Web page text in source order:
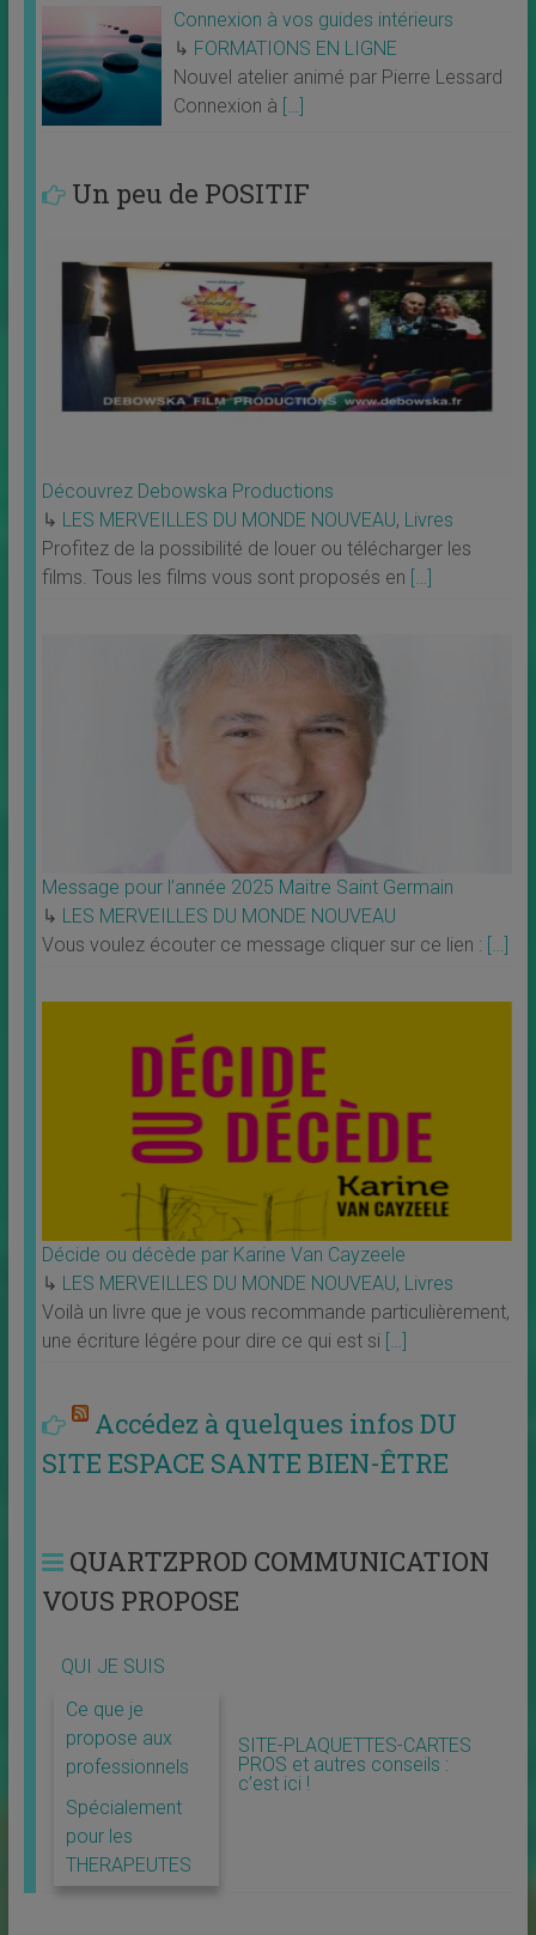
Connexion à vos guides intérieurs
↳ FORMATIONS EN LIGNE
Nouvel atelier animé par Pierre Lessard
Connexion à […]
Un peu de POSITIF
Découvrez Debowska Productions
↳ LES MERVEILLES DU MONDE NOUVEAU, Livres
Profitez de la possibilité de louer ou télécharger les
films. Tous les films vous sont proposés en […]
Message pour l’année 2025 Maitre Saint Germain
↳ LES MERVEILLES DU MONDE NOUVEAU
Vous voulez écouter ce message cliquer sur ce lien : […]
Décide ou décède par Karine Van Cayzeele
↳ LES MERVEILLES DU MONDE NOUVEAU, Livres
Voilà un livre que je vous recommande particulièrement,
une écriture légére pour dire ce qui est si […]
Accédez à quelques infos DU
SITE ESPACE SANTE BIEN-ÊTRE
QUARTZPROD COMMUNICATION
VOUS PROPOSE
QUI JE SUIS
Ce que je
propose aux
professionnels
Spécialement
pour les
THERAPEUTES
SITE-PLAQUETTES-CARTES
PROS et autres conseils :
c’est ici !